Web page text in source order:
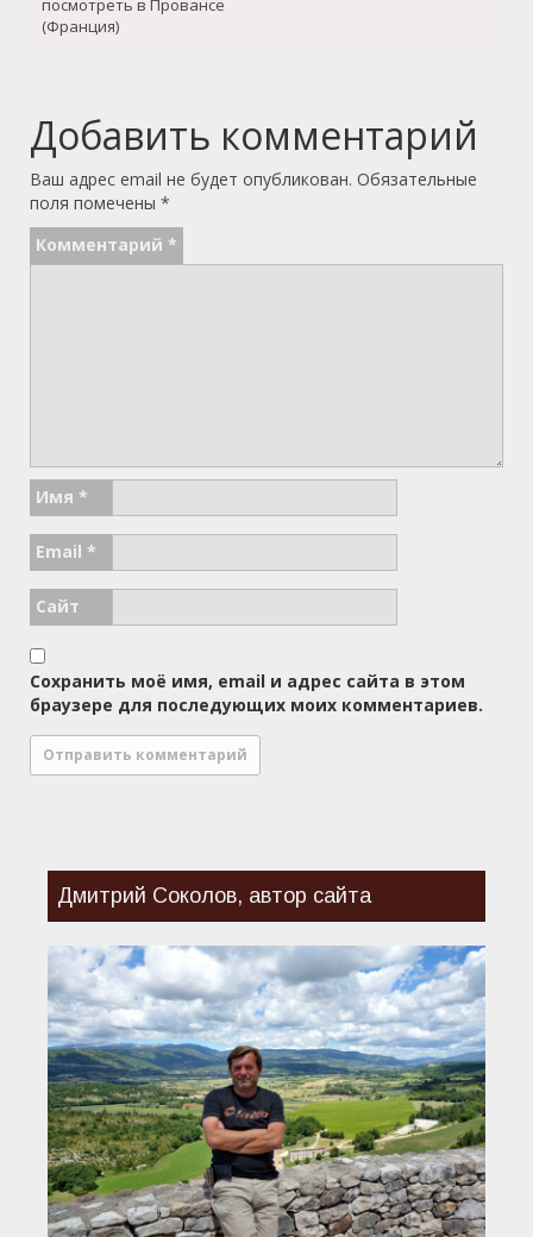
посмотреть в Провансе
(Франция)
Добавить комментарий
Ваш адрес email не будет опубликован. Обязательные
поля помечены *
Комментарий *
Имя *
Email *
Сайт
Сохранить моё имя, email и адрес сайта в этом
браузере для последующих моих комментариев.
Дмитрий Соколов, автор сайта